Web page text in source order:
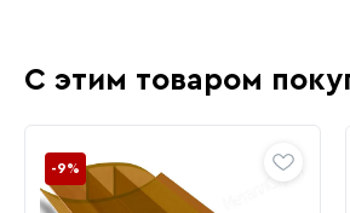
С этим товаром
-9%